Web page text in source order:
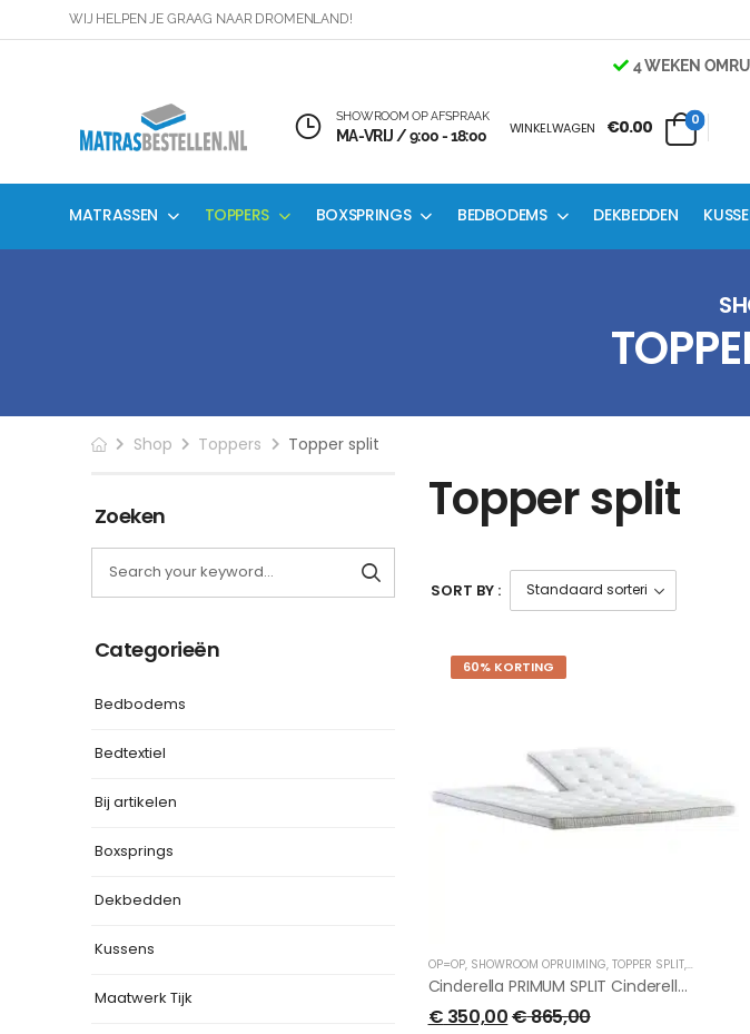
WIJ HELPEN JE GRAAG NAAR DROMENLAND!
4 WEKEN
SHOWROOM OP AFSPRAAK
MA-VRIJ / 9:00 - 18:00 WINKELWAGEN €0.00 0
MATRASSEN TOPPERS BOXSPRINGS BEDBODEMS DEKBEDDEN
Shop Toppers Topper split
Zoeken
Categorieën
Bedbodems
Bedtextiel
Bij artikelen
Boxsprings
Dekbedden
Kussens
Maatwerk Tijk
Topper split
SORT BY :
60% KORTING
OP=OP, SHOWROOM OPRUIMING, TOPPER SPLIT, TOPPERS
Cinderella PRIMUM SPLIT Cinderella OP=OP 200/200 Koudschuim
€ 350,00€865,00